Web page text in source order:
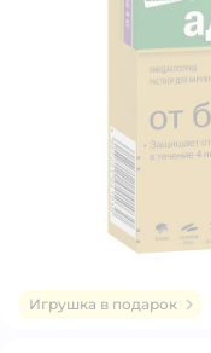
Игрушка в подарок